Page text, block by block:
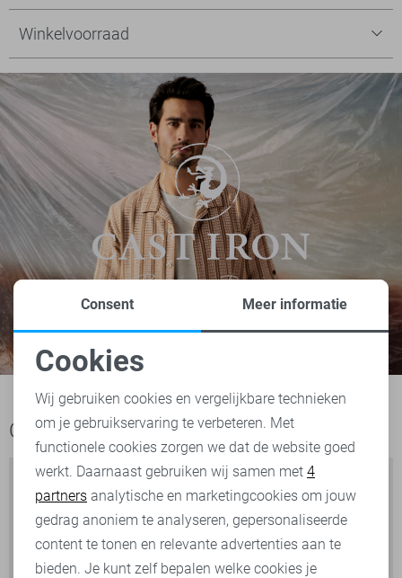
Winkelvoorraad
Ook het bekijken waard
Noodzakelijke cookies
Personalisatie cookies
Analytische cookies
Marketing cookies
Consent Meer informatie
Cookies
Wij gebruiken cookies en vergelijkbare technieken
om je gebruikservaring te verbeteren. Met
functionele cookies zorgen we dat de website goed
werkt. Daarnaast gebruiken wij samen met 4
partners analytische en marketingcookies om jouw
gedrag anoniem te analyseren, gepersonaliseerde
content te tonen en relevante advertenties aan te
bieden. Je kunt zelf bepalen welke cookies je